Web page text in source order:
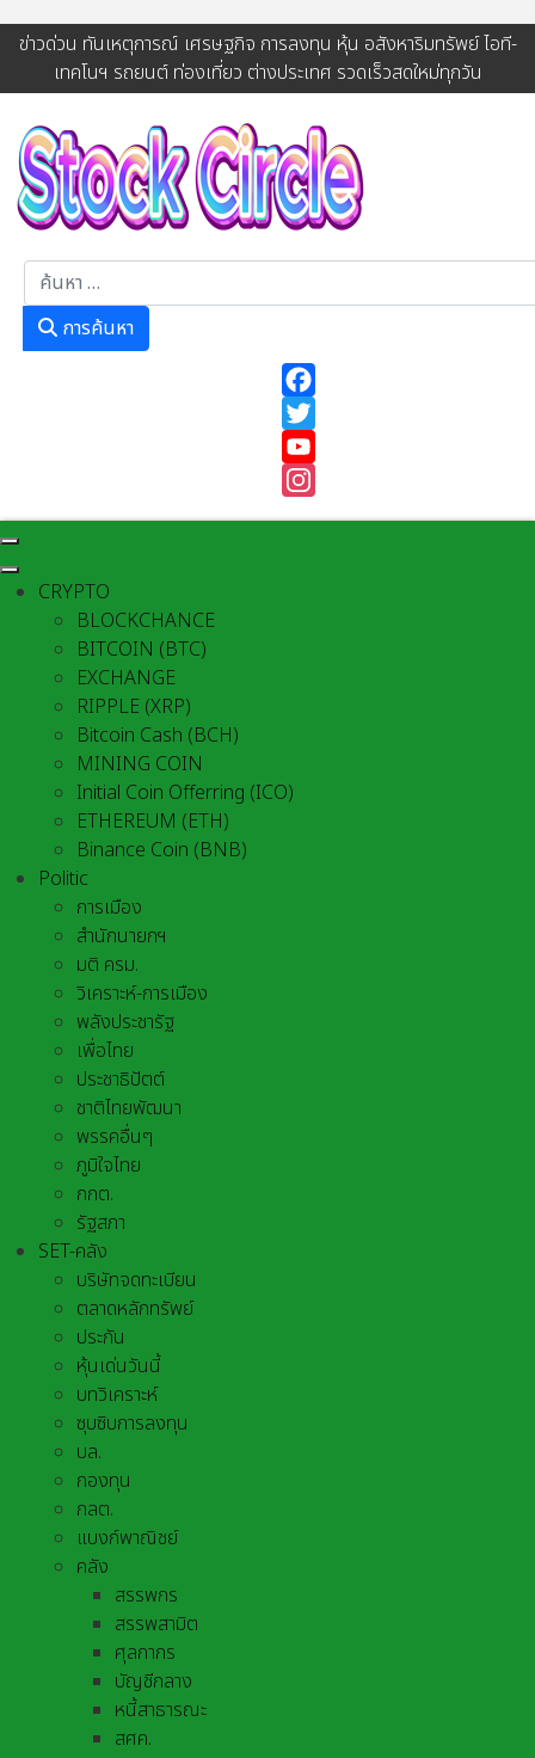
ข่าวด่วน ทันเหตุการณ์ เศรษฐกิจ การลงทุน หุ้น อสังหาริมทรัพย์ ไอที-
เทคโนฯ รถยนต์ ท่องเที่ยว ต่างประเทศ รวดเร็วสดใหม่ทุกวัน
การค้นหา
Instagram
CRYPTO
BLOCKCHANCE
BITCOIN (BTC)
EXCHANGE
RIPPLE (XRP)
Bitcoin Cash (BCH)
MINING COIN
Initial Coin Offerring (ICO)
ETHEREUM (ETH)
Binance Coin (BNB)
Politic
การเมือง
สำนักนายกฯ
มติ ครม.
วิเคราะห์-การเมือง
พลังประชารัฐ
เพื่อไทย
ประชาธิปัตต์
ชาติไทยพัฒนา
พรรคอื่นๆ
ภูมิใจไทย
กกต.
รัฐสภา
SET-คลัง
บริษัทจดทะเบียน
ตลาดหลักทรัพย์
ประกัน
หุ้นเด่นวันนี้
บทวิเคราะห์
ซุบซิบการลงทุน
บล.
กองทุน
กลต.
แบงก์พาณิชย์
คลัง
สรรพกร
สรรพสามิต
ศุลกากร
บัญชีกลาง
หนี้สาธารณะ
สศค.